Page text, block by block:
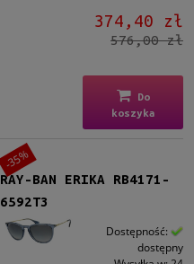
374,40 zł
576,00 zł
Do
koszyka
RAY-BAN ERIKA RB4171-
6592T3
Dostępność:
dostępny
-35%